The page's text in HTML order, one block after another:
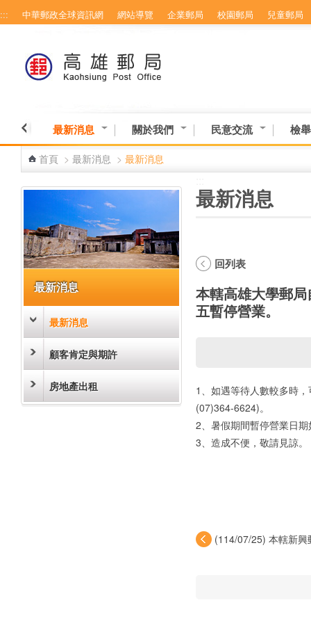
跳到主要內容區塊
::: 中華郵政全球資訊網 網站導覽 企業郵局 校園郵局 兒童郵局
最新消息 關於我們 民意交流 檢
首頁 > 最新消息 > 最新消息
最新消息
最新消息
顧客肯定與期許
房地產出租
最新消息
回列表
本轄高雄大學郵
五暫停營業。
1、如遇等待人數較多時
(07)364-6624)。
2、暑假期間暫停營業日
3、造成不便，敬請見諒。
(114/07/25) 本轄新